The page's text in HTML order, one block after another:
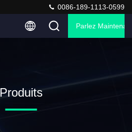
0086-189-1113-0599
Parlez
Produits